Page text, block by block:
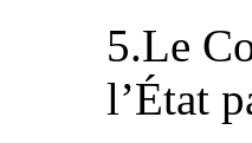
5.Le
l’État